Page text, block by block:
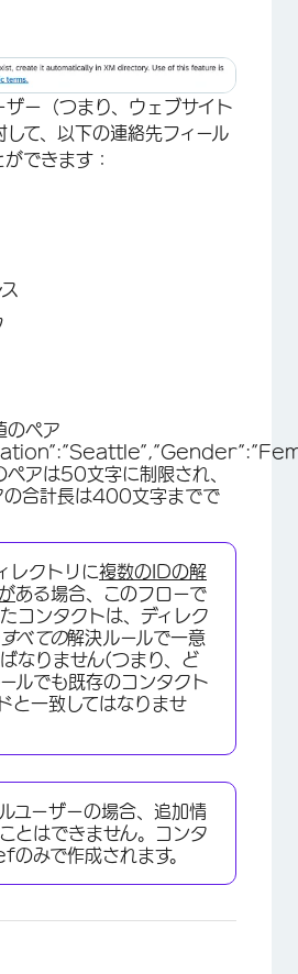
ザー（つまり、ウェブサイト
て、以下の連絡先フィール
できます：
のペア
ペアは50文字に制限され、
の合計長は400文字までで
レクトリに複数のIDの解
ある場合、このフローで
コンタクトは、ディレク
すべての解決ルールで一意
なりません(つまり、ど
ルでも既存のコンタクト
と一致してはなりませ
ユーザーの場合、追加情
とはできません。コンタ
みで作成されます。